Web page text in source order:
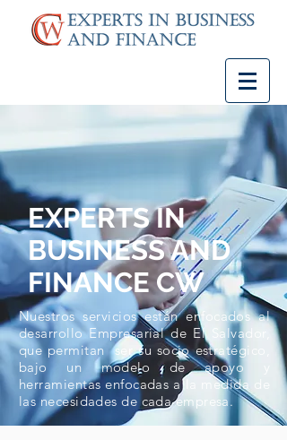
EXPERTS IN
BUSINESS AND
FINANCE CW
Nuestros servicios están enfocados al
desarrollo Empresarial de El Salvador,
que permitan ser su socio estratégico,
bajo un modelo de apoyo y
herramientas enfocadas a la medida de
las necesidades de cada empresa.